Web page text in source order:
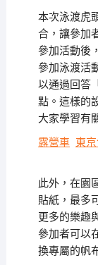
本次泳渡虎
合，讓參加
參加活動後
參加泳渡活
以通過回答
點。這樣的
大家學習有
露營車 東
此外，在園
貼紙，最多
更多的樂趣
參加者可以
換專屬的帆